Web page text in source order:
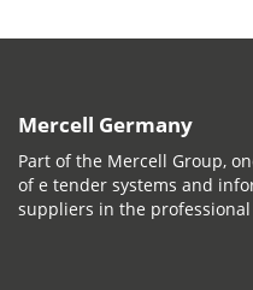
Mercell Germany
Part of the Mercell Group,
of e tender systems and
suppliers in the